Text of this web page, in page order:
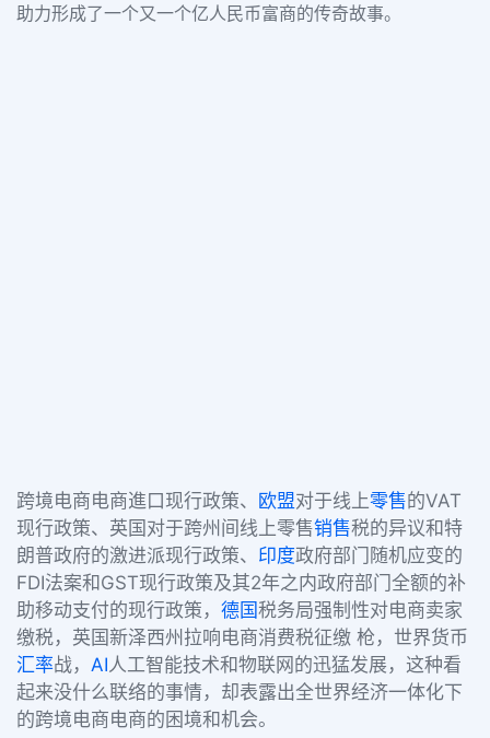
助力形成了一个又一个亿人民币富商的传奇故事。
跨境电商电商進口现行政策、 欧盟对于线上零售的VAT
现行政策、英国对于跨州间线上零售销售税的异议和特
朗普政府的激进派现行政策、 印度政府部门随机应变的
FDI法案和GST现行政策及其2年之内政府部门全额的补
助移动支付的现行政策， 德国税务局强制性对电商卖家
缴税，英国新泽西州拉响电商消费税征缴 枪，世界货币
汇率战， AI人工智能技术和物联网的迅猛发展，这种看
起来没什么联络的事情，却表露出全世界经济一体化下
的跨境电商电商的困境和机会。